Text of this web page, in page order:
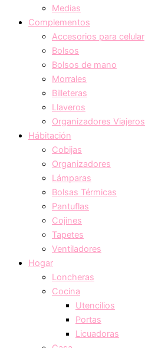
Medias
Complementos
Accesorios para celular
Bolsos
Bolsos de mano
Morrales
Billeteras
Llaveros
Organizadores Viajeros
Hábitación
Cobijas
Organizadores
Lámparas
Bolsas Térmicas
Pantuflas
Cojines
Tapetes
Ventiladores
Hogar
Loncheras
Cocina
Utencilios
Portas
Licuadoras